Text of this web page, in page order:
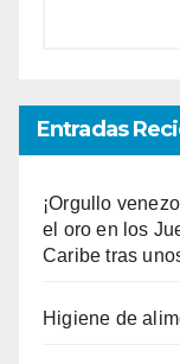
Entradas
¡Orgullo
el oro en los
Caribe tras
Higiene de